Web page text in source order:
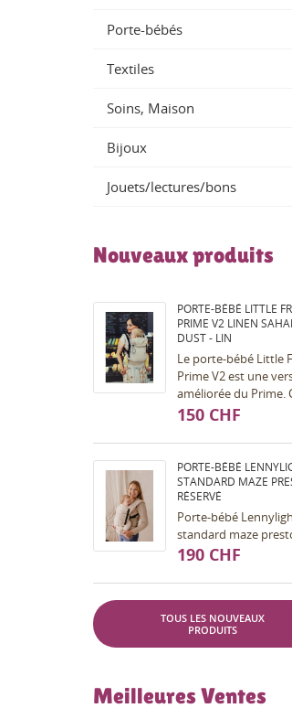
Porte-bébés
Textiles
Soins, Maison
Bijoux
Jouets/lectures/bons
Nouveaux produits
PORTE-BÉBÉ LITTLE
PRIME V2 LINEN
DUST - LIN
Le porte-bébé Little
Prime V2 est une
améliorée du Prime.
porte-bébé est pour
bébé dès la...
150 CHF
PORTE-BÉBÉ
STANDARD MAZE
RÉSERVÉ
Porte-bébé
standard maze
190 CHF
TOUS LES NOUVEAUX
PRODUITS
Meilleures Ventes